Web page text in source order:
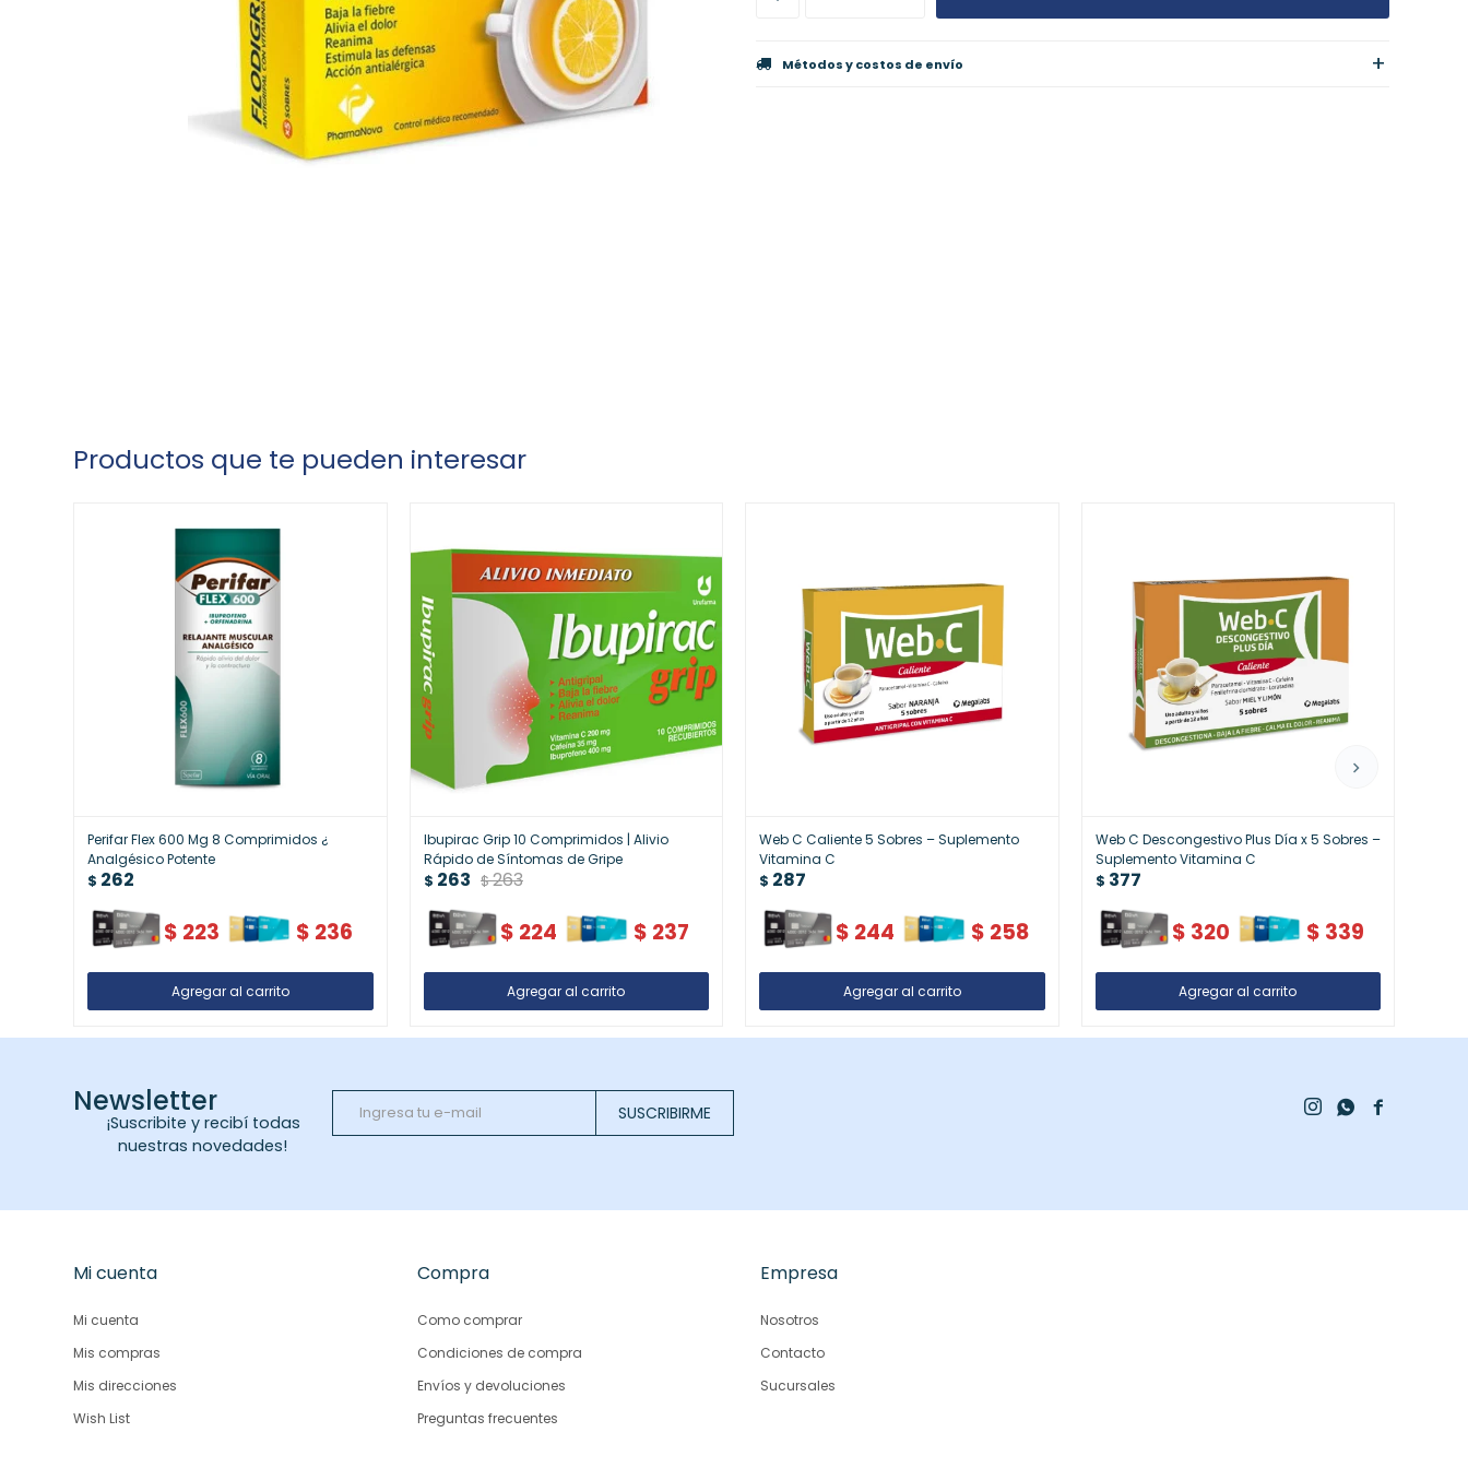
Métodos y costos de envío
Productos que te pueden interesar
Perifar Flex 600 Mg 8 Comprimidos ¿
Analgésico Potente
$ 262
$ 223 $ 236
Ibupirac Grip 10 Comprimidos | Alivio
Rápido de Síntomas de Gripe
$ 263 $263
$ 224 $ 237
Web C Caliente 5 Sobres – Suplemento
Vitamina C
$ 287
$ 244 $ 258
Web C Descongestivo Plus Día x 5 Sobres –
Suplemento Vitamina C
$ 377
$ 320 $ 339
Newsletter
¡Suscribite y recibí todas
nuestras novedades!
SUSCRIBIRME 
 
Mi cuenta
Mi cuenta
Mis compras
Mis direcciones
Wish List
Compra
Como comprar
Condiciones de compra
Envíos y devoluciones
Preguntas frecuentes
Empresa
Nosotros
Contacto
Sucursales